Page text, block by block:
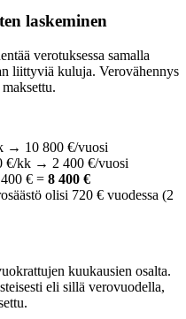
laskeminen
verotuksessa samalla
liittyviä kuluja. Verovähennys
→ 10 800 €/vuosi
€/kk → 2 400 €/vuosi
€ = 8 400 €
olisi 720 € vuodessa (2
kuukausien osalta.
eli sillä verovuodella,